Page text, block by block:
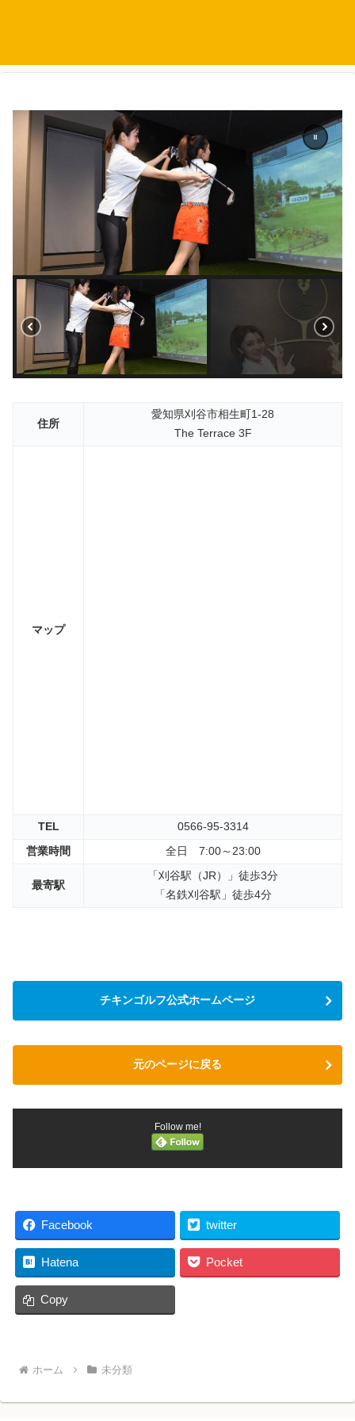
住所
愛知県刈谷市相生町1-28
The Terrace 3F
マップ
TEL 0566-95-3314
営業時間 全日 7:00～23:00
最寄駅
「刈谷駅（JR）」徒歩3分
「名鉄刈谷駅」徒歩4分
チキンゴルフ公式ホームページ
元のページに戻る
Follow me!
Facebook twitter
Hatena Pocket
Copy
ホーム 未分類